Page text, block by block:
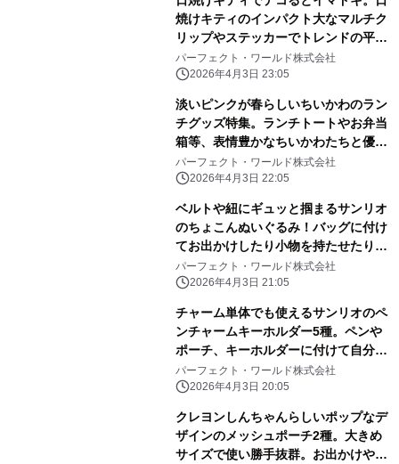
焼けキティのインパクト大なマルチク
リップやステッカーでトレンドの平成
レトロ感ばっちりです。
パーフェクト・ワールド株式会社
2026年4月3日 23:05
淡いピンクが春らしいちいかわのラン
チグッズ特集。ランチトートやお弁当
箱等、表情豊かなちいかわたちと優し
いピンク色に心和む
パーフェクト・ワールド株式会社
2026年4月3日 22:05
ベルトや紐にギュッと掴まるサンリオ
のちょこんぬいぐるみ！バッグに付け
てお出かけしたり小物を持たせたりと
自由に楽しめる！
パーフェクト・ワールド株式会社
2026年4月3日 21:05
チャーム単体でも使えるサンリオのペ
ンチャームキーホルダー5種。ペンや
ポーチ、キーホルダーに付けて自分だ
けのアレンジしよう
パーフェクト・ワールド株式会社
2026年4月3日 20:05
クレヨンしんちゃんらしいポップなデ
ザインのメッシュポーチ2種。大きめ
サイズで使い勝手抜群。お出かけや旅